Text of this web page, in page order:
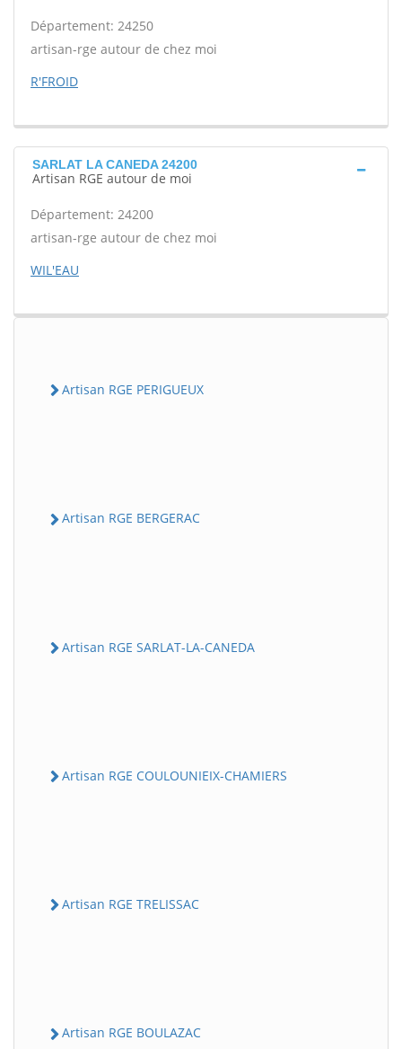
Département: 24250
artisan-rge autour de chez moi
R'FROID
SARLAT LA CANEDA 24200
Artisan RGE autour de moi
Département: 24200
artisan-rge autour de chez moi
WIL'EAU
Artisan RGE PERIGUEUX
Artisan RGE BERGERAC
Artisan RGE SARLAT-LA-CANEDA
Artisan RGE COULOUNIEIX-CHAMIERS
Artisan RGE TRELISSAC
Artisan RGE BOULAZAC